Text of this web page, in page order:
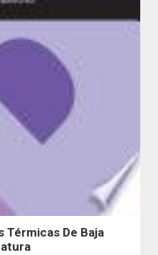
Térmicas De Baja